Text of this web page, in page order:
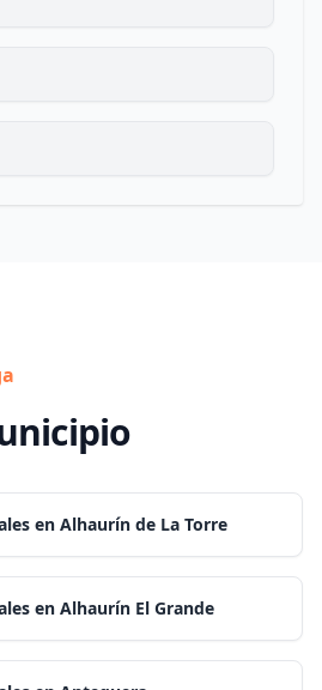
en Alhaurín de La Torre
en Alhaurín El Grande